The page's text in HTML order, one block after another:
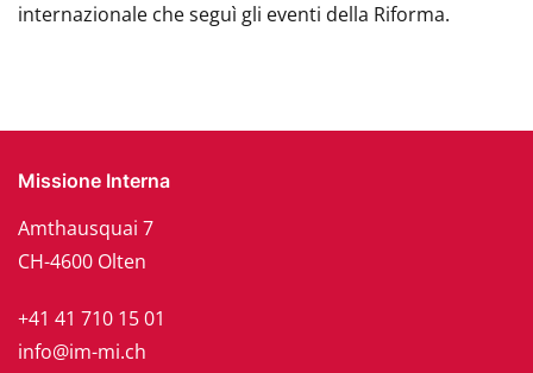
internazionale che seguì gli eventi della Riforma.
Missione Interna
Amthausquai 7
CH-4600 Olten
+41 41 710 15 01
info@im-mi.ch